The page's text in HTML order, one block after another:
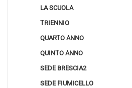
LA SCUOLA
TRIENNIO
QUARTO ANNO
QUINTO ANNO
SEDE BRESCIA2
SEDE FIUMICELLO